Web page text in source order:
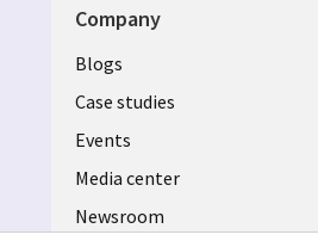
Company
Useful
links
CZECH
REPUBLIC
Blogs
Case studies
Events
Media center
Newsroom